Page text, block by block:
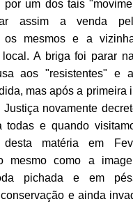
por um dos tais
assim a venda
os mesmos e a
A briga foi parar
aos "resistentes" e
mas após a primeira
novamente
todas e quando
matéria em
mesmo como a
pichada e em
e ainda